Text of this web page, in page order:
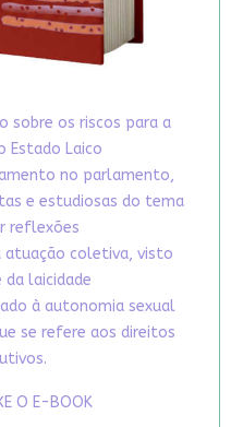
sobre os riscos para a
Estado Laico
no parlamento,
e estudiosas do tema
reflexões
atuação coletiva, visto
da laicidade
à autonomia sexual
se refere aos direitos
O E-BOOK